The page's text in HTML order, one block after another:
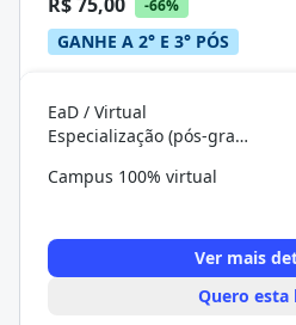
-66%
GANHE A 2° E 3° PÓS
EaD / Virtual
Especialização (pós-graduação)
Campus 100% virtual
Ver mais
Quero esta